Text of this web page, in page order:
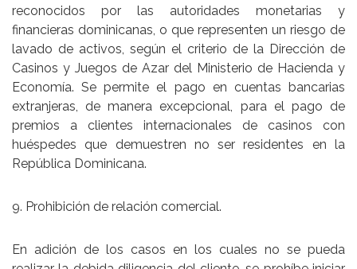
reconocidos por las autoridades monetarias y
financieras dominicanas, o que representen un riesgo de
lavado de activos, según el criterio de la Dirección de
Casinos y Juegos de Azar del Ministerio de Hacienda y
Economía. Se permite el pago en cuentas bancarias
extranjeras, de manera excepcional, para el pago de
premios a clientes internacionales de casinos con
huéspedes que demuestren no ser residentes en la
República Dominicana.
9. Prohibición de relación comercial.
En adición de los casos en los cuales no se pueda